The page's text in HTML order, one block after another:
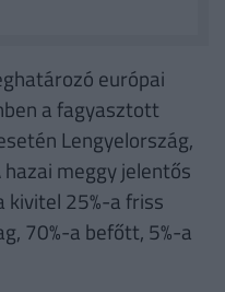
európai
a fagyasztott
Lengyelország,
hazai meggy jelentős
kivitel 25%-a friss
70%-a befőtt, 5%-a